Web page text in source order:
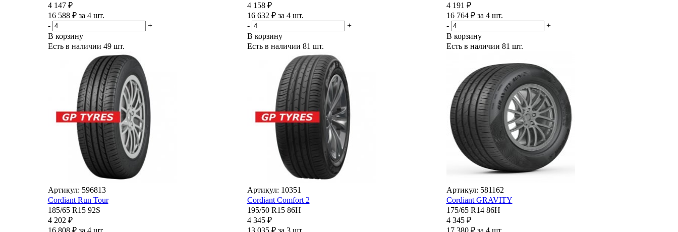
4 147 ₽
16 588 ₽ за 4 шт.
-
+
В корзину
Есть в наличии 49 шт.
4 158 ₽
16 632 ₽ за 4 шт.
-
+
В корзину
Есть в наличии 81 шт.
4 191 ₽
16 764 ₽ за 4 шт.
-
+
В корзину
Есть в наличии 81 шт.
Артикул: 596813
Cordiant Run Tour
185/65 R15 92S
4 202 ₽
16 808 ₽ за 4 шт.
Артикул: 10351
Cordiant Comfort 2
195/50 R15 86H
4 345 ₽
13 035 ₽ за 3 шт.
Артикул: 581162
Cordiant GRAVITY
175/65 R14 86H
4 345 ₽
17 380 ₽ за 4 шт.